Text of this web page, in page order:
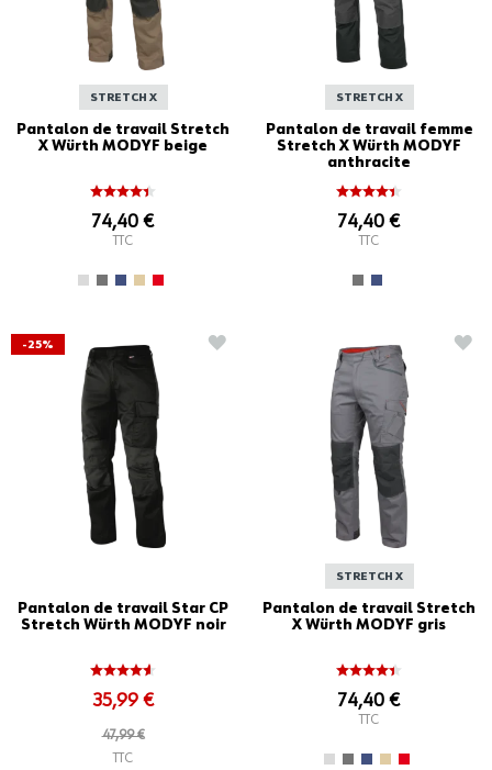
STRETCH X
Pantalon de travail Stretch
X Würth MODYF beige
74,40 €
TTC
STRETCH X
Pantalon de travail femme
Stretch X Würth MODYF
anthracite
74,40 €
TTC
-25%
Pantalon de travail Star CP
Stretch Würth MODYF noir
35,99 €
47,99 €
TTC
AJOUTER À LA LISTE D'ACHATS
STRETCH X
Pantalon de travail Stretch
X Würth MODYF gris
74,40 €
TTC